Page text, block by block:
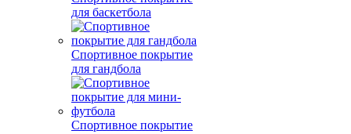
для баскетбола
Спортивное покрытие
для гандбола
Спортивное покрытие